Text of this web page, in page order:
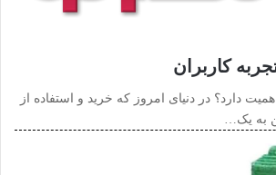
کاربران
دارد؟ در دنیای امروز که خرید و استفاده از
به یک…